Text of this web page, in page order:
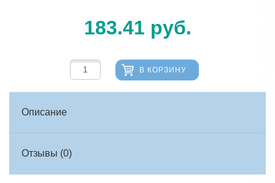
183.41 руб.
В КОРЗИНУ
Описание
Отзывы (0)